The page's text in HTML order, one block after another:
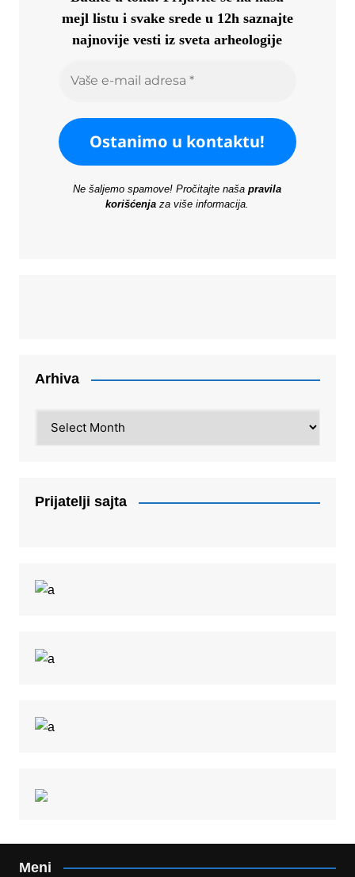
mejl listu i svake srede u 12h saznajte
najnovije vesti iz sveta arheologije
Ne šaljemo spamove! Pročitajte našapravila
korišćenja za više informacija.
Arhiva
Prijatelji sajta
Meni